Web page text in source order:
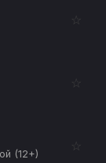
☆
☆
(12+)
☆